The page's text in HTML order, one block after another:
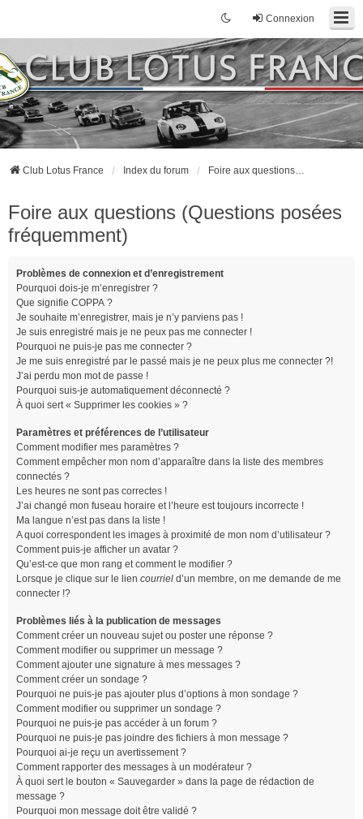
Connexion
Club Lotus France Index du forum Foire aux questions (Questions posées fréquemment)
Foire aux questions (Questions posées
fréquemment)
Problèmes de connexion et d’enregistrement
Pourquoi dois-je m’enregistrer ?
Que signifie COPPA ?
Je souhaite m’enregistrer, mais je n’y parviens pas !
Je suis enregistré mais je ne peux pas me connecter !
Pourquoi ne puis-je pas me connecter ?
Je me suis enregistré par le passé mais je ne peux plus me connecter ?!
J’ai perdu mon mot de passe !
Pourquoi suis-je automatiquement déconnecté ?
À quoi sert « Supprimer les cookies » ?
Paramètres et préférences de l’utilisateur
Comment modifier mes paramètres ?
Comment empêcher mon nom d’apparaître dans la liste des membres
connectés ?
Les heures ne sont pas correctes !
J’ai changé mon fuseau horaire et l’heure est toujours incorrecte !
Ma langue n’est pas dans la liste !
A quoi correspondent les images à proximité de mon nom d’utilisateur ?
Comment puis-je afficher un avatar ?
Qu’est-ce que mon rang et comment le modifier ?
Lorsque je clique sur le lien courriel d’un membre, on me demande de me
connecter !?
Problèmes liés à la publication de messages
Comment créer un nouveau sujet ou poster une réponse ?
Comment modifier ou supprimer un message ?
Comment ajouter une signature à mes messages ?
Comment créer un sondage ?
Pourquoi ne puis-je pas ajouter plus d’options à mon sondage ?
Comment modifier ou supprimer un sondage ?
Pourquoi ne puis-je pas accéder à un forum ?
Pourquoi ne puis-je pas joindre des fichiers à mon message ?
Pourquoi ai-je reçu un avertissement ?
Comment rapporter des messages à un modérateur ?
À quoi sert le bouton « Sauvegarder » dans la page de rédaction de
message ?
Pourquoi mon message doit être validé ?